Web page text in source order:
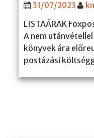
31/07/2023
LISTAÁRAK
A nem
könyvek ára
postázási